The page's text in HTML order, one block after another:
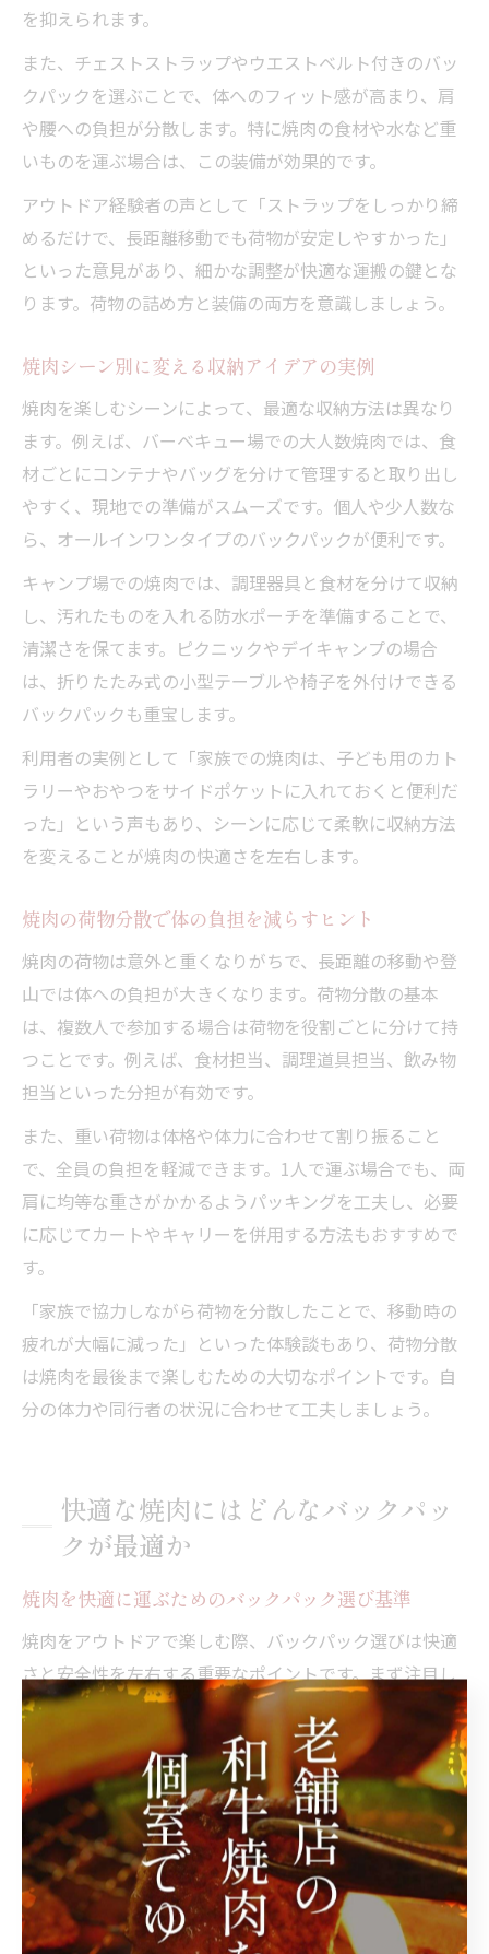
を抑えられます。
また、チェストストラップやウエストベルト付きのバッ
クパックを選ぶことで、体へのフィット感が高まり、肩
や腰への負担が分散します。特に焼肉の食材や水など重
いものを運ぶ場合は、この装備が効果的です。
アウトドア経験者の声として「ストラップをしっかり締
めるだけで、長距離移動でも荷物が安定しやすかった」
といった意見があり、細かな調整が快適な運搬の鍵とな
ります。荷物の詰め方と装備の両方を意識しましょう。
焼肉シーン別に変える収納アイデアの実例
焼肉を楽しむシーンによって、最適な収納方法は異なり
ます。例えば、バーベキュー場での大人数焼肉では、食
材ごとにコンテナやバッグを分けて管理すると取り出し
やすく、現地での準備がスムーズです。個人や少人数な
ら、オールインワンタイプのバックパックが便利です。
キャンプ場での焼肉では、調理器具と食材を分けて収納
し、汚れたものを入れる防水ポーチを準備することで、
清潔さを保てます。ピクニックやデイキャンプの場合
は、折りたたみ式の小型テーブルや椅子を外付けできる
バックパックも重宝します。
利用者の実例として「家族での焼肉は、子ども用のカト
ラリーやおやつをサイドポケットに入れておくと便利だ
った」という声もあり、シーンに応じて柔軟に収納方法
を変えることが焼肉の快適さを左右します。
焼肉の荷物分散で体の負担を減らすヒント
焼肉の荷物は意外と重くなりがちで、長距離の移動や登
山では体への負担が大きくなります。荷物分散の基本
は、複数人で参加する場合は荷物を役割ごとに分けて持
つことです。例えば、食材担当、調理道具担当、飲み物
担当といった分担が有効です。
また、重い荷物は体格や体力に合わせて割り振ること
で、全員の負担を軽減できます。1人で運ぶ場合でも、両
肩に均等な重さがかかるようパッキングを工夫し、必要
に応じてカートやキャリーを併用する方法もおすすめで
す。
「家族で協力しながら荷物を分散したことで、移動時の
疲れが大幅に減った」といった体験談もあり、荷物分散
は焼肉を最後まで楽しむための大切なポイントです。自
分の体力や同行者の状況に合わせて工夫しましょう。
快適な焼肉にはどんなバックパッ
クが最適か
焼肉を快適に運ぶためのバックパック選び基準
焼肉をアウトドアで楽しむ際、バックパック選びは快適
さと安全性を左右する重要なポイントです。まず注目し
たいのは容量で、焼肉道具や食材を一度に収納できる30
リットル前後のサイズが目安となります。容量が不足す
ると道具が収まらず、逆に大きすぎると荷物が偏って背
負いづらくなるため、自分の焼肉スタイルに合わせた適
切な大きさを選ぶことが大切です。
また、耐久性や防水性の素材も必須です。焼肉では肉汁
やタレがこぼれることが多く、バックパック内部が汚れ
やすいため、内側に防水加工が施されているものや、仕